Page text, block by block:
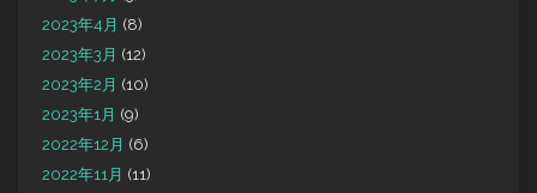
2023年4月 (8)
2023年3月 (12)
2023年2月 (10)
2023年1月 (9)
2022年12月 (6)
2022年11月 (11)